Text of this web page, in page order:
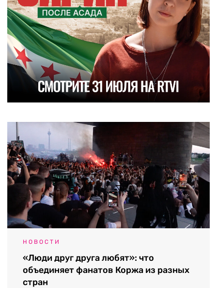
НОВОСТИ
«Люди друг друга любят»: что
объединяет фанатов Коржа из разных
стран